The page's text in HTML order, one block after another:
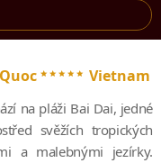
***** Vietnam
na pláži Bai Dai, jedné
svěžích tropických
a malebnými jezírky.